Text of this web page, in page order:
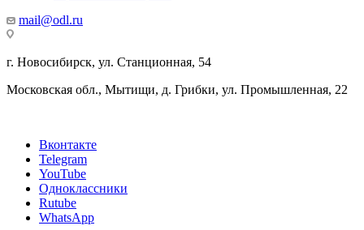
mail@odl.ru
г. Новосибирск, ул. Станционная, 54
Московская обл., Мытищи, д. Грибки, ул. Промышленная, 22
Вконтакте
Telegram
YouTube
Одноклассники
Rutube
WhatsApp